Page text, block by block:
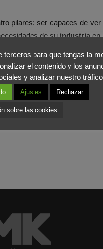
pilares: ser capaces de
de suindustriaen
prima es el Low-Cost
una política Low-Cost
entre invertir y avanzar
terceros para que tengas la
el contenido y los
y analizar nuestro
Ajustes Rechazar
sobre las cookies